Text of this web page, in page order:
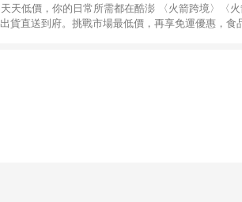
天低價，你的日常所需都在酷澎 〈火箭跨境〉〈
貨直送到府。挑戰市場最低價，再享免運優惠，食